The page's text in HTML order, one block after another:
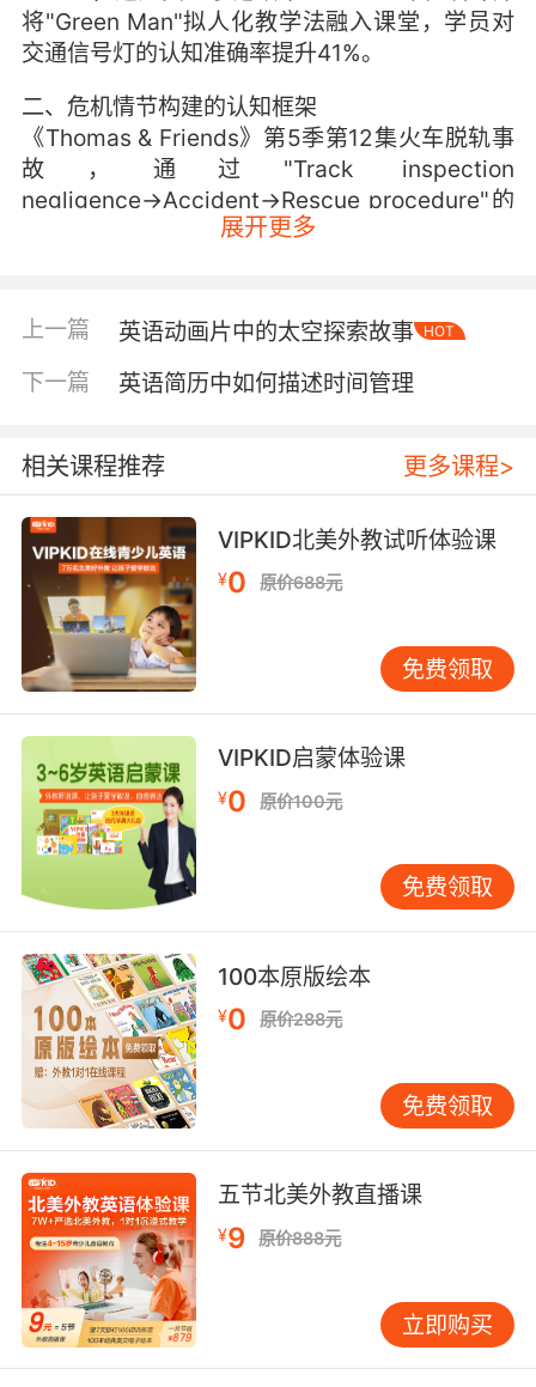
将"Green Man"拟人化教学法融入课堂，学员对
交通信号灯的认知准确率提升41%。
二、危机情节构建的认知框架
《Thomas & Friends》第5季第12集火车脱轨事
故，通过"Track inspection
negligence→Accident→Rescue procedure"的
叙事链，完整呈现铁路交通安全逻辑链。加州大
画情景复现教学法"，使学员交通风险预判能力提
示"双通道教学，当主角喊出"Stop! Look!
Listen!"时，画面同步出现红色警示框。这种视听
协同机制符合蒙特梭利教育理念，BBC早教研究
院数据表明，多模态输入可使知识留存时长延长
3.2倍。VIPKID教研团队据此设计的"动画符号解
码训练"，显著提升学员对Stop sign等交通标识
的识别速度。
四、文化差异下的普适准则
《Postman Pat》特别篇展现英国左侧通行规则
时，巧妙通过角色跨国旅行情节引入右侧通行对
比。这种隐性文化教学法获得剑桥大学语言学家
认可，其研究表明动画可比传统教材多传递37%
的跨文化知识。VIPKID自主研发的"全球交通文化
对比课件"，正是基于动画中巴黎协和广场环岛行
车等经典案例开发。
教育神经科学最新研究揭示，儿童观看动画时前
额叶皮层激活度较被动听课提升65%，印证动画
教育在交通安全启蒙中的科学价值。建议未来创
作加强极端天气行车、新能源车辆等当代场景设
计，VIPKID将持续深化"动画解析+情景模拟"教
展开更多
上一篇 英语动画片中的太空探索故事 HOT
下一篇 英语简历中如何描述时间管理
相关课程推荐 更多课程>
VIPKID北美外教试听体验课
¥0 原价688元
免费领取
VIPKID启蒙体验课
¥0 原价100元
免费领取
100本原版绘本
¥0 原价288元
免费领取
五节北美外教直播课
¥9 原价888元
立即购买